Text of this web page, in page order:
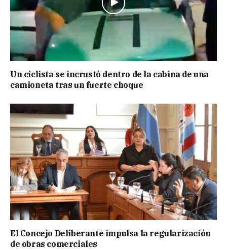
Un ciclista se incrustó dentro de la cabina de una
camioneta tras un fuerte choque
El Concejo Deliberante impulsa la regularización
de obras comerciales